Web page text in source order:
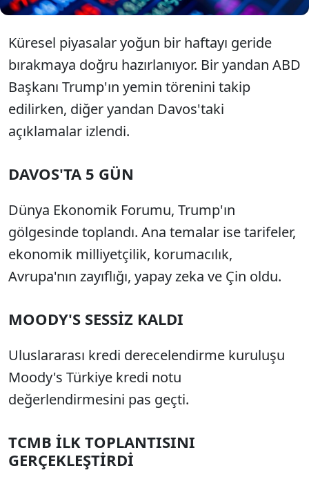
Küresel piyasalar yoğun bir haftayı geride
bırakmaya doğru hazırlanıyor. Bir yandan ABD
Başkanı Trump'ın yemin törenini takip
edilirken, diğer yandan Davos'taki
açıklamalar izlendi.
DAVOS'TA 5 GÜN
Dünya Ekonomik Forumu, Trump'ın
gölgesinde toplandı. Ana temalar ise tarifeler,
ekonomik milliyetçilik, korumacılık,
Avrupa'nın zayıflığı, yapay zeka ve Çin oldu.
MOODY'S SESSİZ KALDI
Uluslararası kredi derecelendirme kuruluşu
Moody's Türkiye kredi notu
değerlendirmesini pas geçti.
TCMB İLK TOPLANTISINI
GERÇEKLEŞTİRDİ